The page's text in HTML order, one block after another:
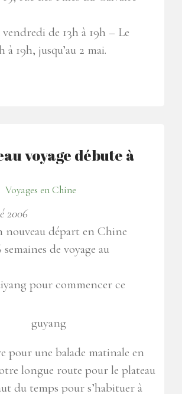
de 13h à 19h – Le
à 19h, jusqu’au 2 mai.
voyage débute à
Voyages en Chine
2006
nouveau départ en Chine
de voyage au
pour commencer ce
pour une balade matinale en
longue route pour le plateau
du temps pour s’habituer à